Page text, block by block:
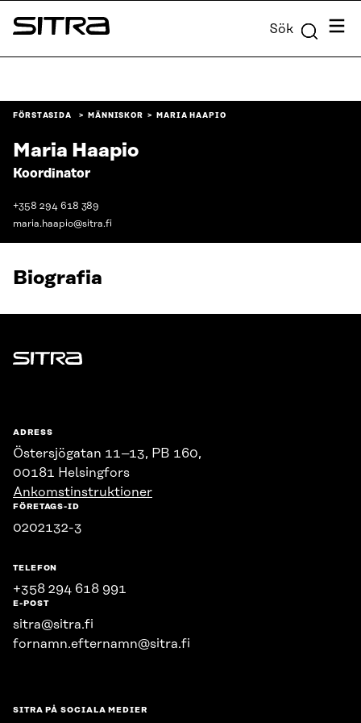
Skip to
content
Sitra Sök Meny
FÖRSTASIDA MÄNNISKOR MARIA HAAPIO
Maria Haapio
Koordinator
+358 294 618 389
maria.haapio@sitra.fi
Biografia
Sitra
ADRESS
Östersjögatan 11–13, PB 160,
00181 Helsingfors
Ankomstinstruktioner
FÖRETAGS-ID
0202132-3
TELEFON
+358 294 618 991
E-POST
sitra@sitra.fi
fornamn.efternamn@sitra.fi
SITRA PÅ SOCIALA MEDIER